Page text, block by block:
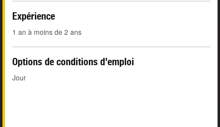
Expérience
1 an à moins de 2 ans
Options de conditions d'emploi
Jour